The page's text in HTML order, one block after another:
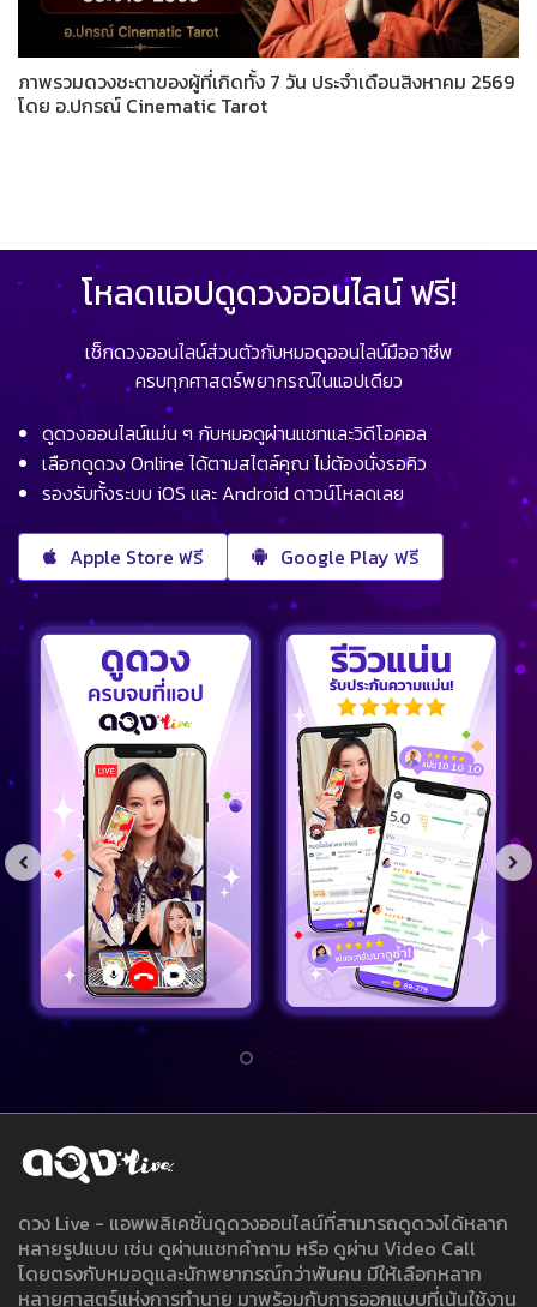
ภาพรวมดวงชะตาของผู้ที่เกิดทั้ง 7 วัน ประจำเดือนสิงหาคม 2569
โดย อ.ปกรณ์ Cinematic Tarot
โหลดแอปดูดวงออนไลน์ ฟรี!
เช็กดวงออนไลน์ส่วนตัวกับหมอดูออนไลน์มืออาชีพ
ครบทุกศาสตร์พยากรณ์ในแอปเดียว
ดูดวงออนไลน์แม่น ๆ กับหมอดูผ่านแชทและวิดีโอคอล
เลือกดูดวง Online ได้ตามสไตล์คุณ ไม่ต้องนั่งรอคิว
รองรับทั้งระบบ iOS และ Android ดาวน์โหลดเลย
Apple Store ฟรี Google Play ฟรี
ดวง Live - แอพพลิเคชั่นดูดวงออนไลน์ที่สามารถดูดวงได้หลาก
หลายรูปแบบ เช่น ดูผ่านแชทคำถาม หรือ ดูผ่าน Video Call
โดยตรงกับหมอดูและนักพยากรณ์กว่าพันคน มีให้เลือกหลาก
หลายศาสตร์แห่งการทำนาย มาพร้อมกับการออกแบบที่เน้นใช้งาน